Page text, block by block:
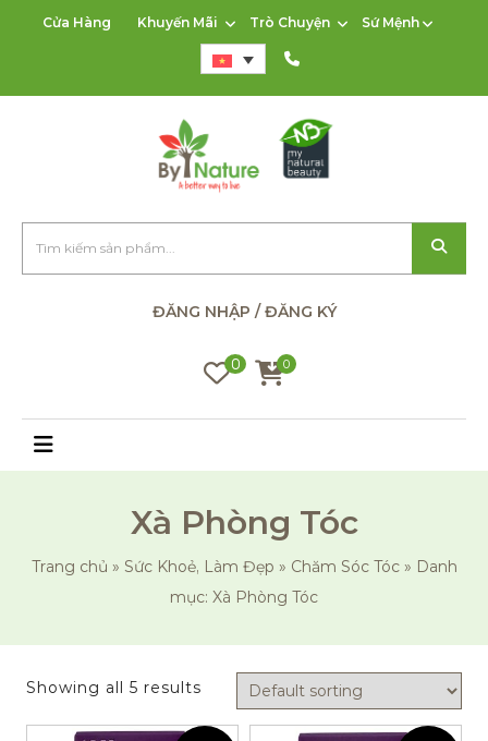
Cửa Hàng Khuyến Mãi Trò Chuyện Sứ Mệnh
ĐĂNG NHẬP / ĐĂNG KÝ
0 0
Xà Phòng Tóc
Trang chủ » Sức Khoẻ, Làm Đẹp » Chăm Sóc Tóc» Danh
mục: Xà Phòng Tóc
Showing all 5 results